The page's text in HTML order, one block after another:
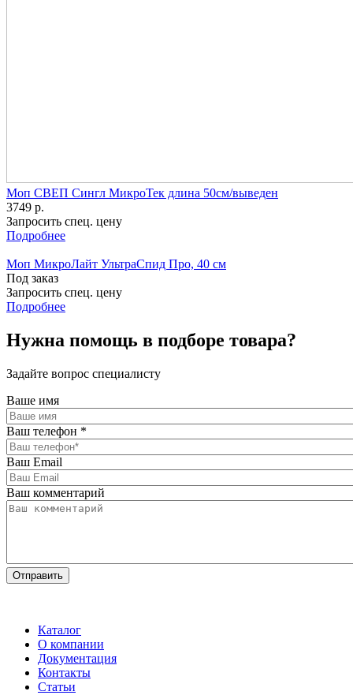
Моп СВЕП Сингл МикроТек длина 50см/выведен
3749 р.
Запросить спец. цену
Подробнее
Моп МикроЛайт УльтраСпид Про, 40 см
Под заказ
Запросить спец. цену
Подробнее
Нужна помощь в подборе товара?
Задайте вопрос специалисту
Ваше имя
Ваш телефон *
Ваш Email
Ваш комментарий
Каталог
О компании
Документация
Контакты
Статьи